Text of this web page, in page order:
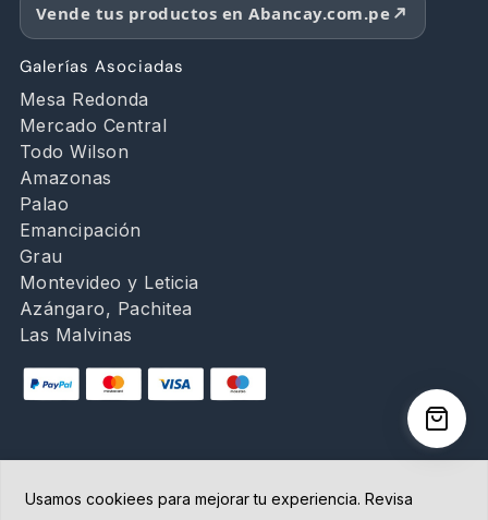
Vende tus productos en Abancay.com.pe
Galerías Asociadas
Mesa Redonda
Mercado Central
Todo Wilson
Amazonas
Palao
Emancipación
Grau
Montevideo y Leticia
Azángaro, Pachitea
Las Malvinas
Copyright © 2026 Abancay | Administrado por
Usamos cookiees para mejorar tu experiencia. Revisa